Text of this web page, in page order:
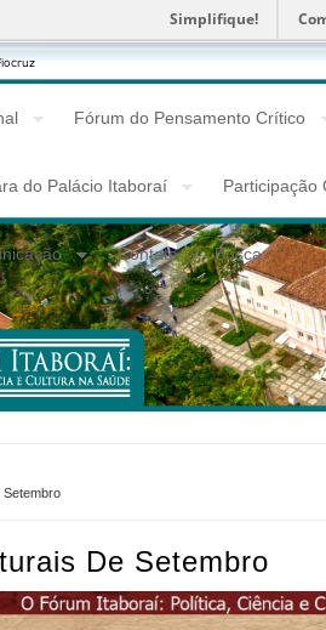
Simplifique!
Fórum do Pensamento Crítico
do Palácio Itaboraí Participação
Contato Busca
De Setembro